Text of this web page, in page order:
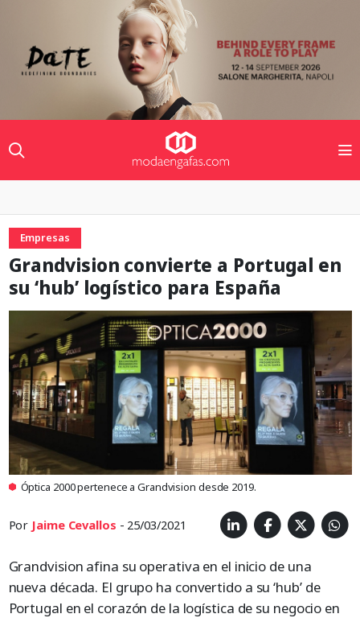
Empresas
Grandvision convierte a Portugal en
su ‘hub’ logístico para España
Óptica 2000 pertenece a Grandvision desde 2019.
Por Jaime Cevallos - 25/03/2021
Grandvision afina su operativa en el inicio de una
nueva década. El grupo ha convertido a su ‘hub’ de
Portugal en el corazón de la logística de su negocio en